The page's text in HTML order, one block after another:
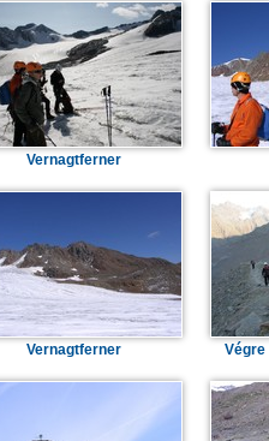
Vernagtferner
Vernagtferner Végre